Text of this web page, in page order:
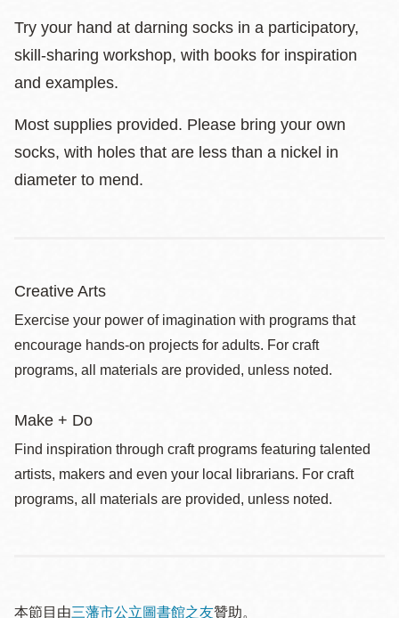
Try your hand at darning socks in a participatory,
skill-sharing workshop, with books for inspiration
and examples.
Most supplies provided. Please bring your own
socks, with holes that are less than a nickel in
diameter to mend.
Creative Arts
Exercise your power of imagination with programs that
encourage hands-on projects for adults. For craft
programs, all materials are provided, unless noted.
Make + Do
Find inspiration through craft programs featuring talented
artists, makers and even your local librarians. For craft
programs, all materials are provided, unless noted.
本節目由三藩市公立圖書館之友贊助。